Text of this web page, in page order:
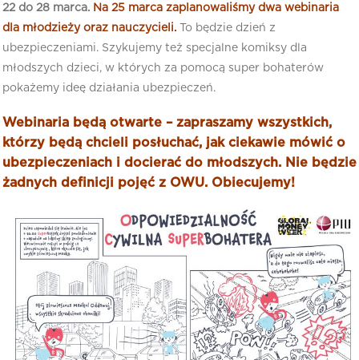
22 do 28 marca. Na 25 marca zaplanowaliśmy dwa webinaria
dla młodzieży oraz nauczycieli. To będzie dzień z
ubezpieczeniami. Szykujemy też specjalne komiksy dla
młodszych dzieci, w których za pomocą super bohaterów
pokażemy ideę działania ubezpieczeń.
Webinaria będą otwarte – zapraszamy wszystkich,
którzy będą chcieli posłuchać, jak ciekawie mówić o
ubezpieczeniach i docierać do młodszych. Nie będzie
żadnych definicji pojęć z OWU. Obiecujemy!